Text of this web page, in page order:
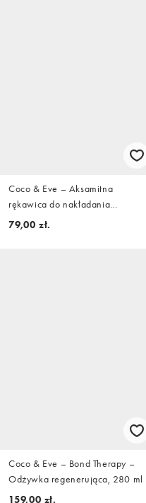
Coco & Eve – Aksamitna
rękawica do nakładania
samoopalacza
79,00 zł.
Coco & Eve – Bond Therapy –
Odżywka regenerująca, 280 ml
159,00 zł.